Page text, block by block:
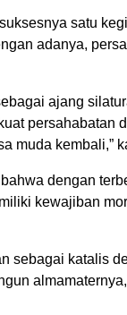
satu
adanya,
ajang
persahabatan
muda kembali,”
dengan
kewajiban
sebagai katalis